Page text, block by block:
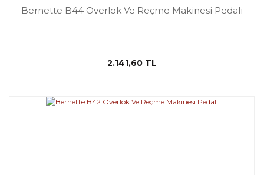
Bernette B44 Overlok Ve Reçme Makinesi Pedalı
2.141,60 TL